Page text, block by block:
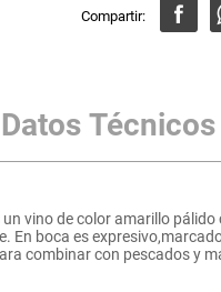
Datos Técnicos
vino de color amarillo
boca es
combinar con pescados y